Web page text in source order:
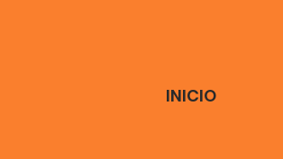
INICIO